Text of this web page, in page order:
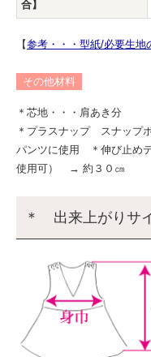
合】
【参考・・・型紙/必要生地
その他材料
＊芯地・・・肩あき分
＊プラスナップ スナップ
パンツに使用 ＊伸び止め
使用可） → 約３０㎝
＊ 出来上がりサ